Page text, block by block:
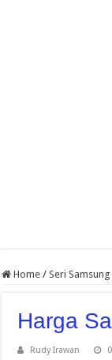
Home / Seri Samsung
Harga
Rudy Irawan